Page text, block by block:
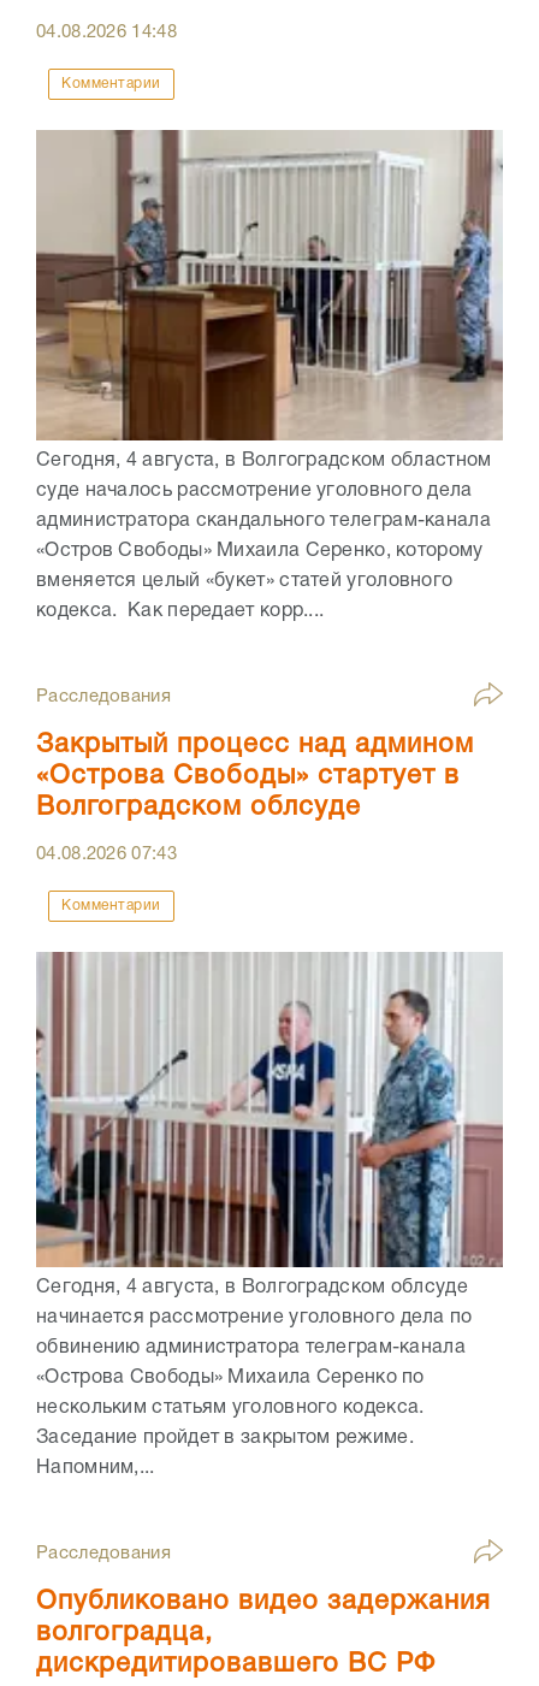
04.08.2026 14:48
Комментарии
Сегодня, 4 августа, в Волгоградском областном
суде началось рассмотрение уголовного дела
администратора скандального телеграм-канала
«Остров Свободы» Михаила Серенко, которому
вменяется целый «букет» статей уголовного
кодекса. Как передает корр....
Расследования
Закрытый процесс над админом
«Острова Свободы» стартует в
Волгоградском облсуде
04.08.202607:43
Комментарии
Сегодня, 4 августа, в Волгоградском облсуде
начинается рассмотрение уголовного дела по
обвинению администратора телеграм-канала
«Острова Свободы» Михаила Серенко по
нескольким статьям уголовного кодекса.
Заседание пройдет в закрытом режиме.
Напомним,...
Расследования
Опубликовано видео задержания
волгоградца,
дискредитировавшего ВС РФ